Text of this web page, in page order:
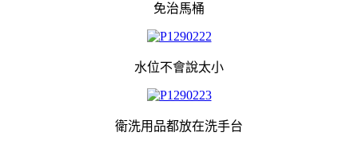
免治馬桶
水位不會說太小
衛洗用品都放在洗手台